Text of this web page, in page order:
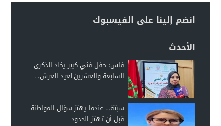
انضم إلينا على الفيسبوك
الأحدث
فاس: حفل فني كبير يخلد الذكرى
السابعة والعشرين لعيد العرش...
سبتة… عندما يهتز سؤال المواطنة
قبل أن تهتز الحدود